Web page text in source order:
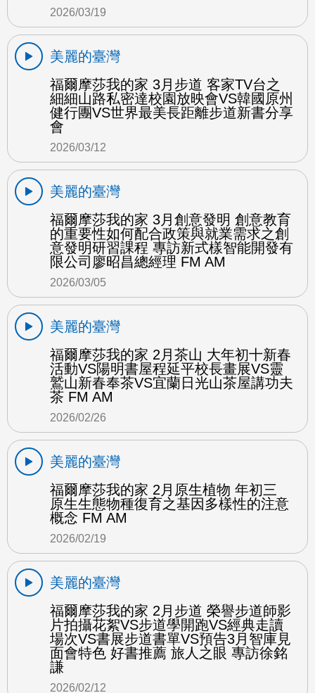
2026/03/19
美麗的臺灣
福爾摩莎我的家 3月步道 客家TV台之
細細山路私密達校園放映會VS韓國原州
健行團VS世界最美長距離步道新書分享
會
2026/03/12
美麗的臺灣
福爾摩莎我的家 3月創意發明 創意教育
的重要性如何配合政策與就業需求之創
意發明研習課程 專訪新式樣智能開發有
限公司廖昭昌總經理 FM AM
2026/03/05
美麗的臺灣
福爾摩莎我的家 2月茶山 大年初十新春
活動VS陽明書屋程延平校長畫展VS靈
鷲山新春奉茶VS宜蘭日光山茶屋講功夫
茶 FM AM
2026/02/26
美麗的臺灣
福爾摩莎我的家 2月原生植物 年初三
原生生態物種復育之基因多樣性的注意
概念 FM AM
2026/02/19
美麗的臺灣
福爾摩莎我的家 2月步道 榮譽步道師影
片拍攝花絮VS步道學開跑VS經典走讀
場次VS書展步道書單VS預告3月智庫見
面會特色 好書推薦 旅人之眼 專訪徐銘
謙
2026/02/12